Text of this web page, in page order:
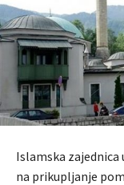
Islamska
na prikupljanje